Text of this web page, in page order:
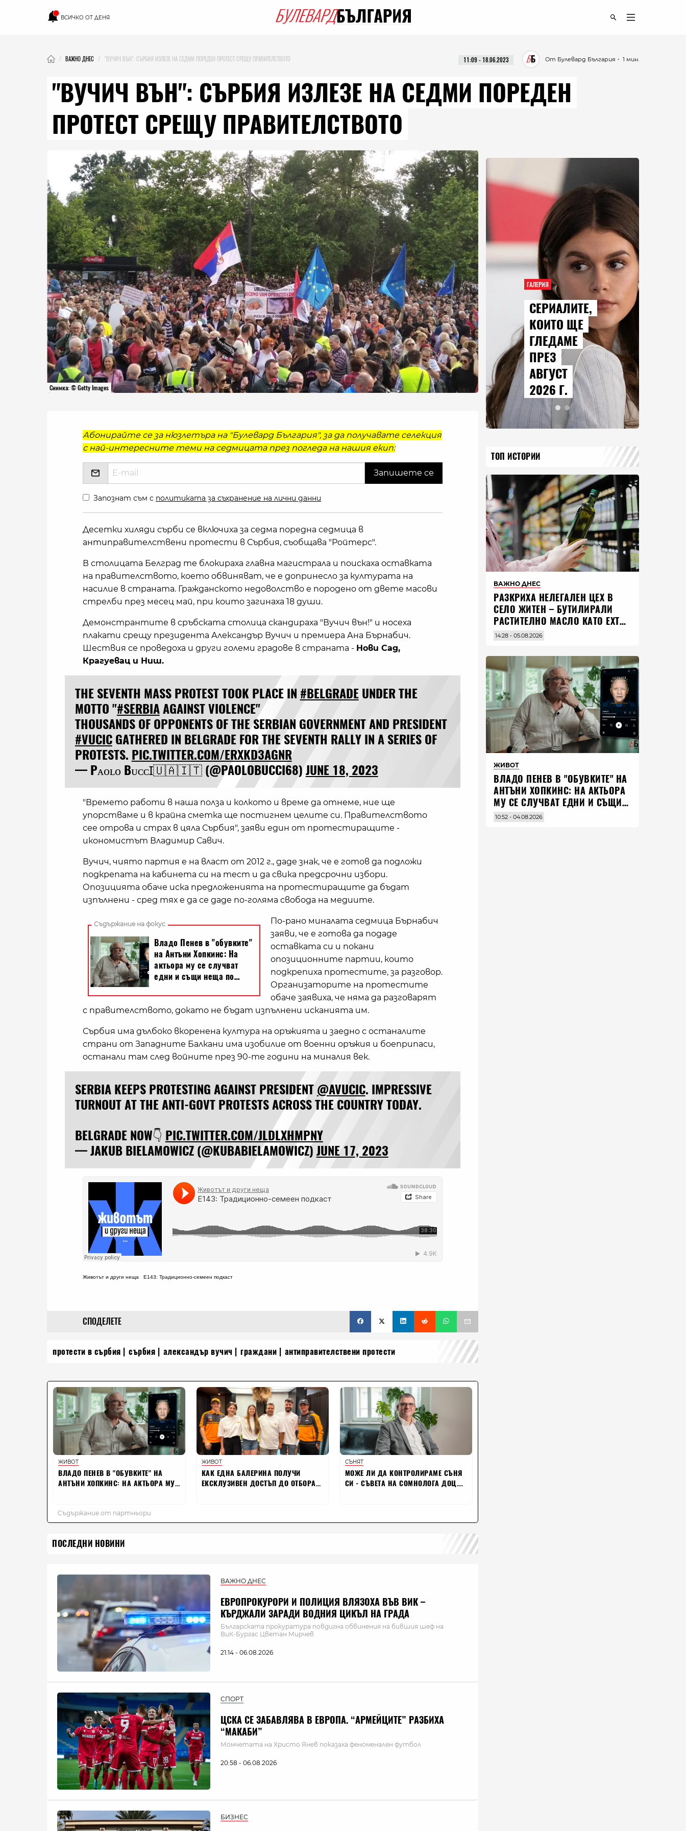
ВСИЧКО ОТ ДЕНЯ
ВАЖНО ДНЕС "ВУЧИЧ ВЪН": СЪРБИЯ ИЗЛЕЗЕ НА СЕДМИ ПОРЕДЕН ПРОТЕСТ СРЕЩУ ПРАВИТЕЛСТВОТО ・ 1 мин.
От Булевард България
11:09 - 18.06.2023
"ВУЧИЧ ВЪН": СЪРБИЯ ИЗЛЕЗЕ НА СЕДМИ ПОРЕДЕН
ПРОТЕСТ СРЕЩУ ПРАВИТЕЛСТВОТО
Снимка: © Getty Images
Абонирайте се за нюзлетъра на "Булевард България", за да получавате селекция
с най-интересните теми на седмицата през погледа на нашия екип:
Запознат съм с политиката за съхранение на лични данни
Десетки хиляди сърби се включиха за седма поредна седмица в
антиправителствени протести в Сърбия, съобщава "Ройтерс".
В столицата Белград те блокираха главна магистрала и поискаха оставката
на правителството, което обвиняват, че е допринесло за културата на
насилие в страната. Гражданското недоволство е породено от двете масови
стрелби през месец май, при които загинаха 18 души.
Демонстрантите в сръбската столица скандираха "Вучич вън!" и носеха
плакати срещу президента Александър Вучич и премиера Ана Бърнабич.
Шествия се проведоха и други големи градове в страната - Нови Сад,
Крагуевац и Ниш.
THE SEVENTH MASS PROTEST TOOK PLACE IN #BELGRADEUNDER THE
MOTTO "#SERBIAAGAINST VIOLENCE"
THOUSANDS OF OPPONENTS OF THE SERBIAN GOVERNMENT AND PRESIDENT
#VUCICGATHERED IN BELGRADE FOR THE SEVENTH RALLY IN A SERIES OF
PROTESTS. PIC.TWITTER.COM/ERXKD3AGNR
— Pᴀᴏʟᴏ BᴜᴄᴄꞮ🇺🇦🇮🇹 (@PAOLOBUCCI68) JUNE 18, 2023
"Времето работи в наша полза и колкото и време да отнеме, ние ще
упорстваме и в крайна сметка ще постигнем целите си. Правителството
сее отрова и страх в цяла Сърбия", заяви един от протестиращите -
икономистът Владимир Савич.
Вучич, чиято партия е на власт от 2012 г., даде знак, че е готов да подложи
подкрепата на кабинета си на тест и да свика предсрочни избори.
Опозицията обаче иска предложенията на протестиращите да бъдат
изпълнени - сред тях е да се даде по-голяма свобода на медиите.
По-рано миналата седмица Бърнабич
заяви, че е готова да подаде
оставката си и покани
опозиционните партии, които
подкрепиха протестите, за разговор.
Организаторите на протестите
обаче заявиха, че няма да разговарят
с правителството, докато не бъдат изпълнени исканията им.
Сърбия има дълбоко вкоренена култура на оръжията и заедно с останалите
страни от Западните Балкани има изобилие от военни оръжия и боеприпаси,
останали там след войните през 90-те години на миналия век.
SERBIA KEEPS PROTESTING AGAINST PRESIDENT @AVUCIC. IMPRESSIVE
TURNOUT AT THE ANTI-GOVT PROTESTS ACROSS THE COUNTRY TODAY.
BELGRADE NOW👇 PIC.TWITTER.COM/JLDLXHMPNY
— JAKUB BIELAMOWICZ (@KUBABIELAMOWICZ) JUNE 17, 2023
Животът и други неща · Е143: Традиционно-семеен подкаст
СПОДЕЛЕТЕ
протести в сърбия сърбия александър вучич граждани антиправителствени протести
ПОСЛЕДНИ НОВИНИ
ВАЖНО ДНЕС
ЕВРОПРОКУРОРИ И ПОЛИЦИЯ ВЛЯЗОХА ВЪВ ВИК –
КЪРДЖАЛИ ЗАРАДИ ВОДНИЯ ЦИКЪЛ НА ГРАДА
Българската прокуратура повдигна обвинения на бившия шеф на
ВиК-Бургас Цветан Мирчев
21:14 - 06.08.2026
СПОРТ
ЦСКА СЕ ЗАБАВЛЯВА В ЕВРОПА. “АРМЕЙЦИТЕ” РАЗБИХА
“МАКАБИ”
Момчетата на Христо Янев показаха феноменален футбол
20:58 - 06.08.2026
БИЗНЕС
ГАЛЕРИЯ
СЕРИАЛИТЕ,
КОИТО ЩЕ
ГЛЕДАМЕ
ПРЕЗ
АВГУСТ
2026 Г.
ТОП ИСТОРИИ
ВАЖНО ДНЕС
РАЗКРИХА НЕЛЕГАЛЕН ЦЕХ В
СЕЛО ЖИТЕН – БУТИЛИРАЛИ
РАСТИТЕЛНО МАСЛО КАТО EXTRA
VIRGIN ЗЕХТИН
14:28 - 05.08.2026
ЖИВОТ
ВЛАДO ПЕНЕВ В "ОБУВКИТЕ" НА
АНТЪНИ ХОПКИНС: НА АКТЬОРА
МУ СЕ СЛУЧВАТ ЕДНИ И СЪЩИ
НЕЩА ПО ЦЕЛИЯ СВЯТ
10:52 - 04.08.2026